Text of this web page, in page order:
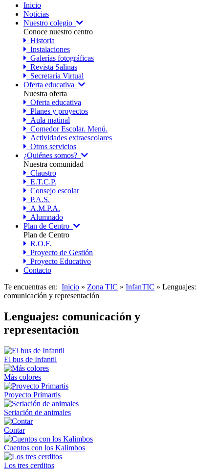
Inicio
Noticias
Nuestro colegio
Conoce nuestro centro
Historia
Instalaciones
Galerías fotográficas
Revista Salinas
Secretaría Virtual
Oferta educativa
Nuestra oferta
Oferta educativa
Planes y proyectos
Aula matinal
Comedor Escolar. Menú.
Actividades extraescolares
Otros servicios
¿Quiénes somos?
Nuestra comunidad
Claustro
E.T.C.P.
Consejo escolar
P.A.S.
A.M.P.A.
Alumnado
Plan de Centro
Plan de Centro
R.O.F.
Proyecto de Gestión
Proyecto Educativo
Contacto
Te encuentras en: Inicio » Zona TIC » InfanTIC » Lenguajes:
comunicación y representación
Lenguajes: comunicación y
representación
El bus de Infantil
Más colores
Proyecto Primartis
Seriación de animales
Contar
Cuentos con los Kalimbos
Los tres cerditos